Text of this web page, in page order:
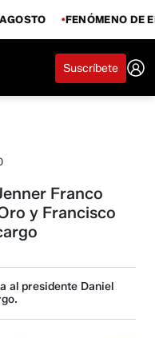
FENÓMENO DE
Suscríbete
Franco
y Francisco
al presidente Daniel